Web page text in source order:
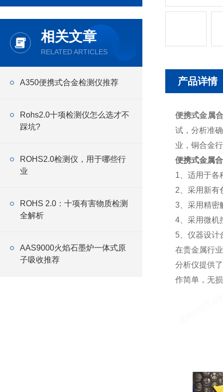
相关文章
RELATED ARTICLES
A350便携式合金检测仪推荐
Rohs2.0十项检测仪怎么选才不
踩坑?
ROHS2.0检测仪，用于哪些行
业
ROHS 2.0：十项有害物质检测
全解析
AAS9000火焰石墨炉一体式原
子吸收推荐
产品详情
便携式金属
试，分析准
业，铜合金
便携式金属
1、适用于各
2、采用新有
3、采用精密
4、采用微机
5、仪器设计
在贵金属行
分析仪提供
作简单，无